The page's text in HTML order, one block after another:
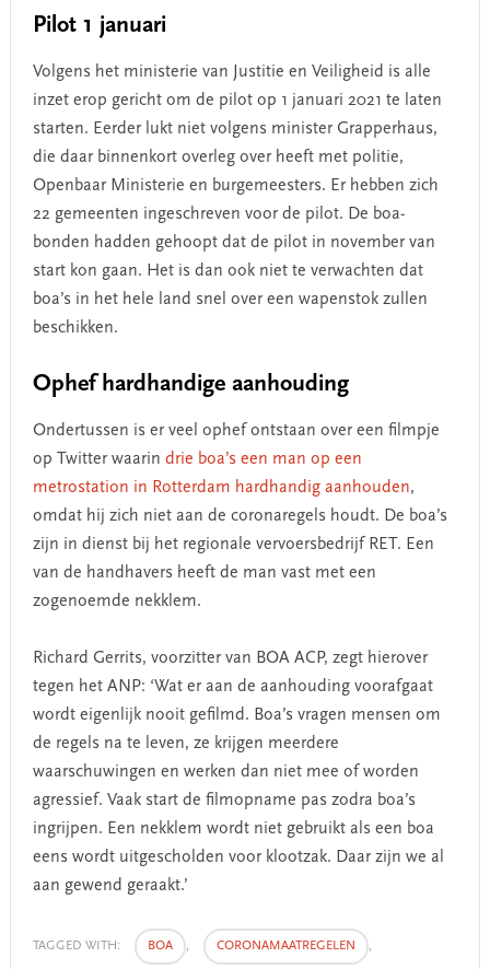
Pilot 1 januari
Volgens het ministerie van Justitie en Veiligheid is alle
inzet erop gericht om de pilot op 1 januari 2021 te laten
starten. Eerder lukt niet volgens minister Grapperhaus,
die daar binnenkort overleg over heeft met politie,
Openbaar Ministerie en burgemeesters. Er hebben zich
22 gemeenten ingeschreven voor de pilot. De boa-
bonden hadden gehoopt dat de pilot in november van
start kon gaan. Het is dan ook niet te verwachten dat
boa’s in het hele land snel over een wapenstok zullen
beschikken.
Ophef hardhandige aanhouding
Ondertussen is er veel ophef ontstaan over een filmpje
op Twitter waarin drie boa’s een man op een
metrostation in Rotterdam hardhandig aanhouden,
omdat hij zich niet aan de coronaregels houdt. De boa’s
zijn in dienst bij het regionale vervoersbedrijf RET. Een
van de handhavers heeft de man vast met een
zogenoemde nekklem.
Richard Gerrits, voorzitter van BOA ACP, zegt hierover
tegen het ANP: ‘Wat er aan de aanhouding voorafgaat
wordt eigenlijk nooit gefilmd. Boa’s vragen mensen om
de regels na te leven, ze krijgen meerdere
waarschuwingen en werken dan niet mee of worden
agressief. Vaak start de filmopname pas zodra boa’s
ingrijpen. Een nekklem wordt niet gebruikt als een boa
eens wordt uitgescholden voor klootzak. Daar zijn we al
aan gewend geraakt.’
TAGGED WITH: BOA , CORONAMAATREGELEN ,